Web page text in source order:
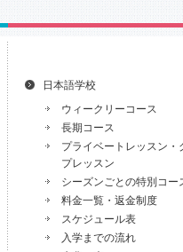
日本語学校
ウィークリーコース
長期コース
プライベートレッスン・
プレッスン
シーズンごとの特別コー
料金一覧・返金制度
スケジュール表
入学までの流れ